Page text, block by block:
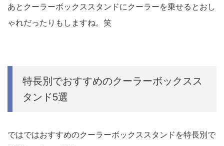
あとクーラーボックススタンドにクーラーを乗せるとおし
ゃれだったりもしますね。笑
特長別でおすすめのクーラーボックスス
タンド5選
ではではおすすめのクーラーボックススタンドを特長別で